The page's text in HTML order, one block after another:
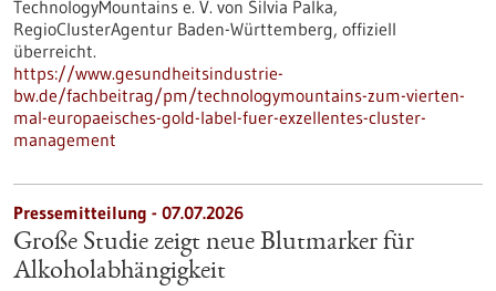
TechnologyMountains e. V. von Silvia Palka,
RegioClusterAgentur Baden-Württemberg, offiziell
überreicht.
https://www.gesundheitsindustrie-
bw.de/fachbeitrag/pm/technologymountains-zum-vierten-
mal-europaeisches-gold-label-fuer-exzellentes-cluster-
management
Pressemitteilung - 07.07.2026
Große Studie zeigt neue Blutmarker für
Alkoholabhängigkeit